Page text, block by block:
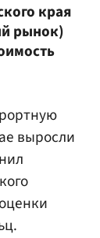
края
рынок)
выросли